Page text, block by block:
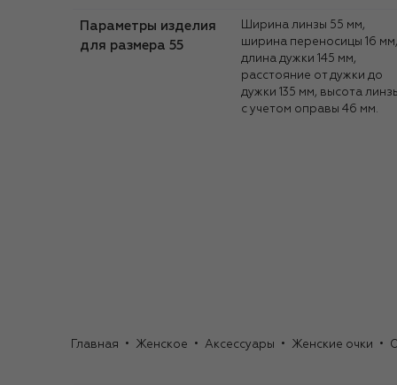
Параметры изделия
для размера 55
Ширина линзы 55 мм,
ширина переносицы 16 мм,
длина дужки 145 мм,
расстояние от дужки до
дужки 135 мм, высота
с учетом оправы 46 мм.
Главная Женское Аксессуары Женские очки